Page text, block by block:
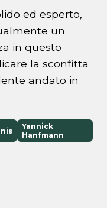
ed esperto,
un
in questo
la sconfitta
andato in
Yannick
Hanfmann